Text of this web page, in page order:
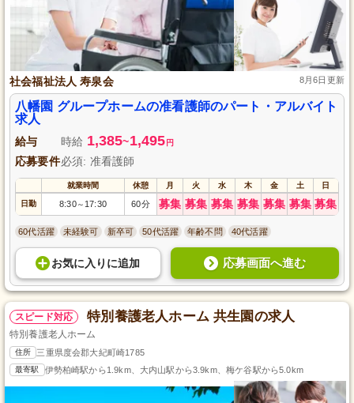
社会福祉法人 寿泉会 8月6日更新
八幡園 グループホームの准看護師のパート・アルバイト
求人
給与 時給 1,385~1,495 円
応募要件必須: 准看護師
就業時間 休憩 月 火 水 木 金 土 日
日勤 8:30～ 17:30 60分 募集 募集 募集 募集 募集 募集 募集
60代活躍 未経験可 新卒可 50代活躍 年齢不問 40代活躍
お気に入り に追加 応募画面へ進む
スピード対応 特別養護老人ホーム 共生園の求人
特別養護老人ホーム
住所 三重県度会郡大紀町崎1785
最寄駅 伊勢柏崎駅から1.9km、大内山駅から3.9km、梅ケ谷駅から5.0km